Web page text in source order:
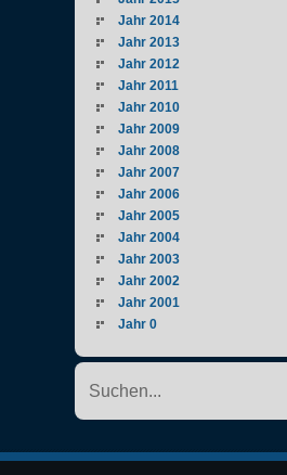
Jahr 2014
Jahr 2013
Jahr 2012
Jahr 2011
Jahr 2010
Jahr 2009
Jahr 2008
Jahr 2007
Jahr 2006
Jahr 2005
Jahr 2004
Jahr 2003
Jahr 2002
Jahr 2001
Jahr 0